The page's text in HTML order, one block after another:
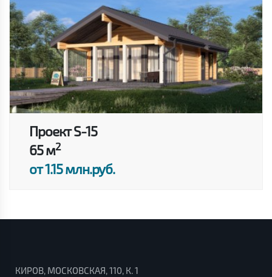
Проект S-15
65 м2
от 1.15 млн.руб.
КИРОВ, МОСКОВСКАЯ, 110, К. 1